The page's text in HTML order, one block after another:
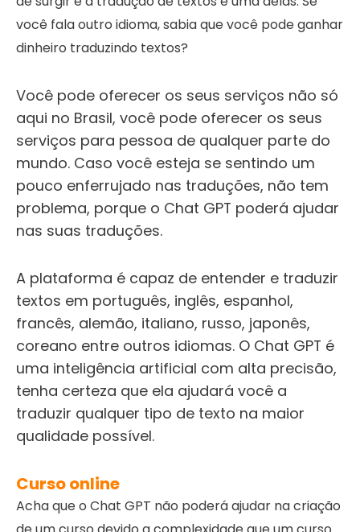
você fala outro idioma, sabia que você pode ganhar
dinheiro traduzindo textos?
Você pode oferecer os seus serviços não só
aqui no Brasil, você pode oferecer os seus
serviços para pessoa de qualquer parte do
mundo. Caso você esteja se sentindo um
pouco enferrujado nas traduções, não tem
problema, porque o Chat GPT poderá ajudar
nas suas traduções.
A plataforma é capaz de entender e traduzir
textos em português, inglês, espanhol,
francês, alemão, italiano, russo, japonês,
coreano entre outros idiomas. O Chat GPT é
uma inteligência artificial com alta precisão,
tenha certeza que ela ajudará você a
traduzir qualquer tipo de texto na maior
qualidade possível.
Curso online
Acha que o Chat GPT não poderá ajudar na criação